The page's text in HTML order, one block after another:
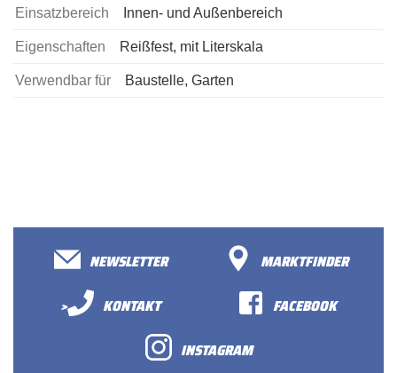
Einsatzbereich Innen- und Außenbereich
Eigenschaften Reißfest, mit Literskala
Verwendbar für Baustelle, Garten
NEWSLETTER
MARKTFINDER
>
KONTAKT
FACEBOOK
INSTAGRAM